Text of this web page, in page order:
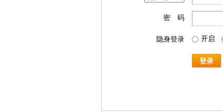
密 码
隐身登录 开启
登录